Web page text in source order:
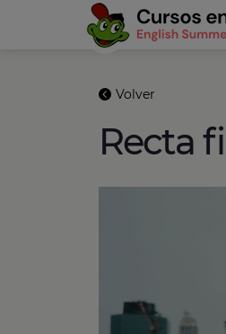
Volver
Recta